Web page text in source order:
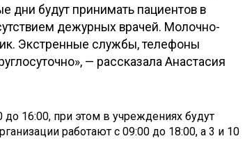
дни будут принимать пациентов в
дежурных врачей. Молочно-
Экстренные службы, телефоны
— рассказала Анастасия
16:00, при этом в учреждениях будут
работают с 09:00 до 18:00, а 3 и 10